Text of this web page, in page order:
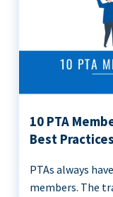
10 PTA
Best
PTAs always
members. The